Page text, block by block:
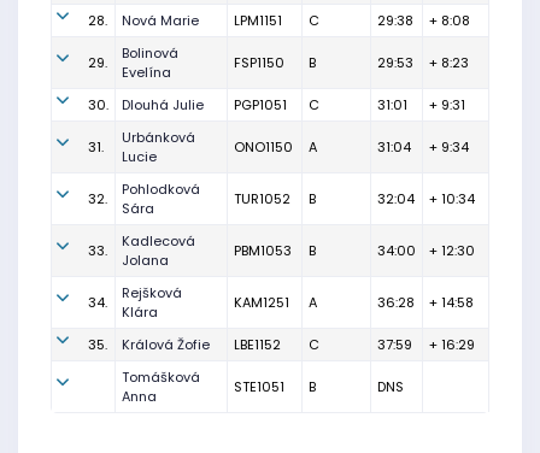
28. Nová Marie LPM1151 C 29:38 + 8:08
29.
Bolinová
Evelína
FSP1150 B 29:53 + 8:23
30. Dlouhá Julie PGP1051 C 31:01 + 9:31
31.
Urbánková
Lucie
ONO1150 A 31:04 + 9:34
32.
Pohlodková
Sára
TUR1052 B 32:04 + 10:34
33.
Kadlecová
Jolana
PBM1053 B 34:00 + 12:30
34.
Rejšková
Klára
KAM1251 A 36:28 + 14:58
35. Králová Žofie LBE1152 C 37:59
+ 16:29
Tomášková
Anna
STE1051 B DNS